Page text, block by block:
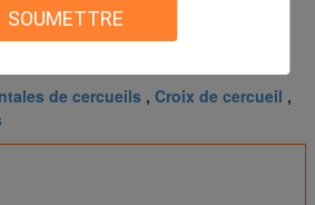
SOUMETTRE
de cercueils , Croix de cercueil ,